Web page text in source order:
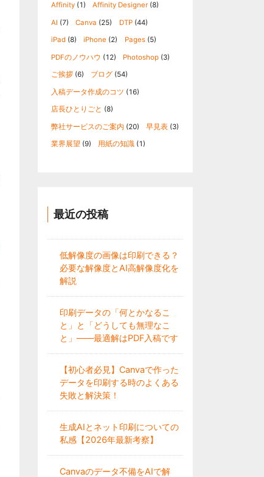
Affinity(1) Affinity Designer (8)
AI (7) Canva (25) DTP(44)
iPad (8) iPhone (2) Pages(5)
PDFのノウハウ (12) Photoshop (3)
ご挨拶(6) ブログ (54)
入稿データ作成のコツ (16)
店長ひとりごと (8)
弊社サービスのご案内 (20) 早見表 (3)
業界展望 (9) 用紙の知識 (1)
最近の投稿
低解像度の画像は印刷できる？
必要な解像度とAI高解像度化を
解説
印刷データの「何とかなるこ
と」と「どうしても無理なこ
と」——最適解はPDF入稿です
【初心者必見】Canvaで作った
データを印刷する時のよくある
失敗と解決策！
生成AIとネット印刷についての
私感【2026年最新考察】
Canvaのデータ不備をAIで解